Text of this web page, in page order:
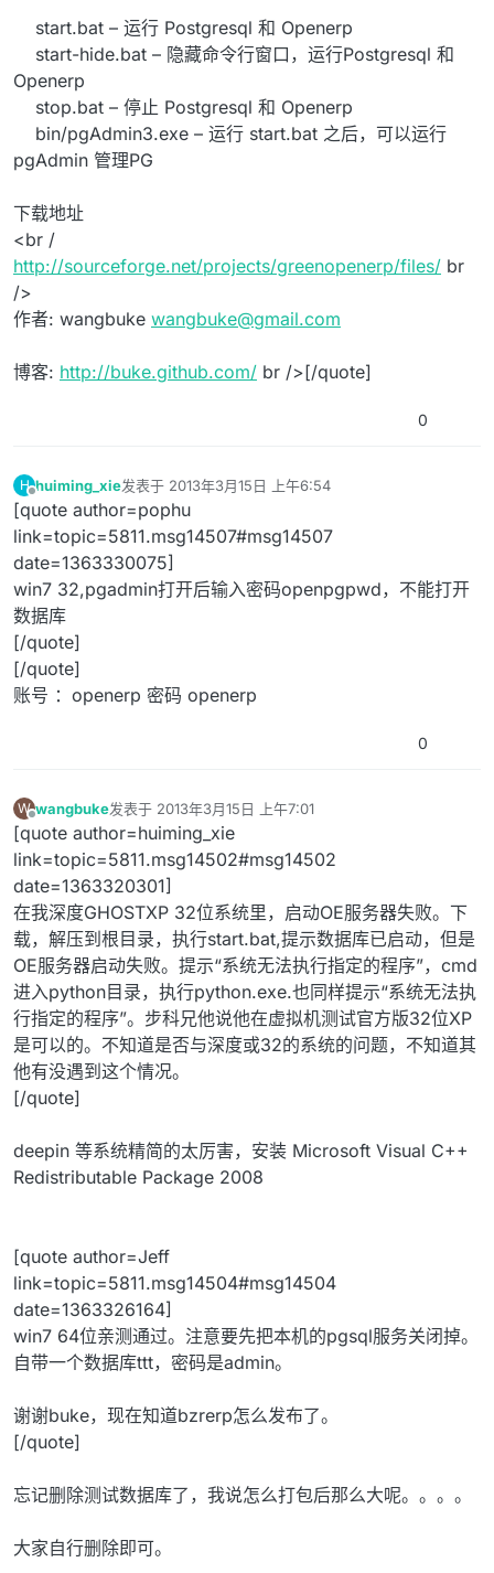
start.bat – 运行 Postgresql 和 Openerp
start-hide.bat – 隐藏命令行窗口，运行Postgresql 和
Openerp
stop.bat – 停止 Postgresql 和 Openerp
bin/pgAdmin3.exe – 运行 start.bat 之后，可以运行
pgAdmin 管理PG
下载地址
<br /
http://sourceforge.net/projects/greenopenerp/files/ br
/>
作者: wangbuke wangbuke@gmail.com
博客: http://buke.github.com/ br />[/quote]
0
H
离线
huiming_xie发表于 2013年3月15日 上午6:54
最后由 编辑
[quote author=pophu
link=topic=5811.msg14507#msg14507
date=1363330075]
win7 32,pgadmin打开后输入密码openpgpwd，不能打开
数据库
[/quote]
[/quote]
账号 ：openerp 密码 openerp
0
W
离线
wangbuke发表于 2013年3月15日 上午7:01
最后由 编辑
[quote author=huiming_xie
link=topic=5811.msg14502#msg14502
date=1363320301]
在我深度GHOSTXP 32位系统里，启动OE服务器失败。下
载，解压到根目录，执行start.bat,提示数据库已启动，但是
OE服务器启动失败。提示“系统无法执行指定的程序”，cmd
进入python目录，执行python.exe.也同样提示“系统无法执
行指定的程序”。步科兄他说他在虚拟机测试官方版32位XP
是可以的。不知道是否与深度或32的系统的问题，不知道其
他有没遇到这个情况。
[/quote]
deepin 等系统精简的太厉害，安装 Microsoft Visual C++
Redistributable Package 2008
[quote author=Jeff
link=topic=5811.msg14504#msg14504
date=1363326164]
win7 64位亲测通过。注意要先把本机的pgsql服务关闭掉。
自带一个数据库ttt，密码是admin。
谢谢buke，现在知道bzrerp怎么发布了。
[/quote]
忘记删除测试数据库了，我说怎么打包后那么大呢。。。。
大家自行删除即可。